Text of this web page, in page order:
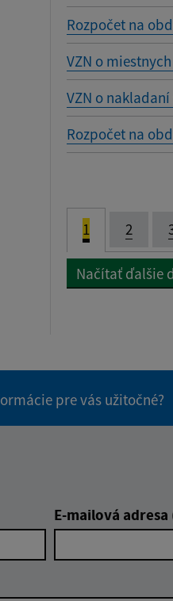
Rozpočet na
VZN o
VZN o
Rozpočet na
1 2
Načítať ďalšie
pre vás užitočné?
E-mailová